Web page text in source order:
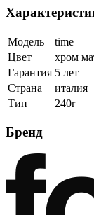
Модель
time
Цвет
хром
Гарантия 5 лет
Страна
италия
Тип
240r
Бренд